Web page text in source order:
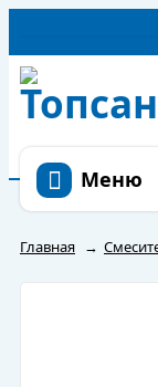
Меню
Главная →